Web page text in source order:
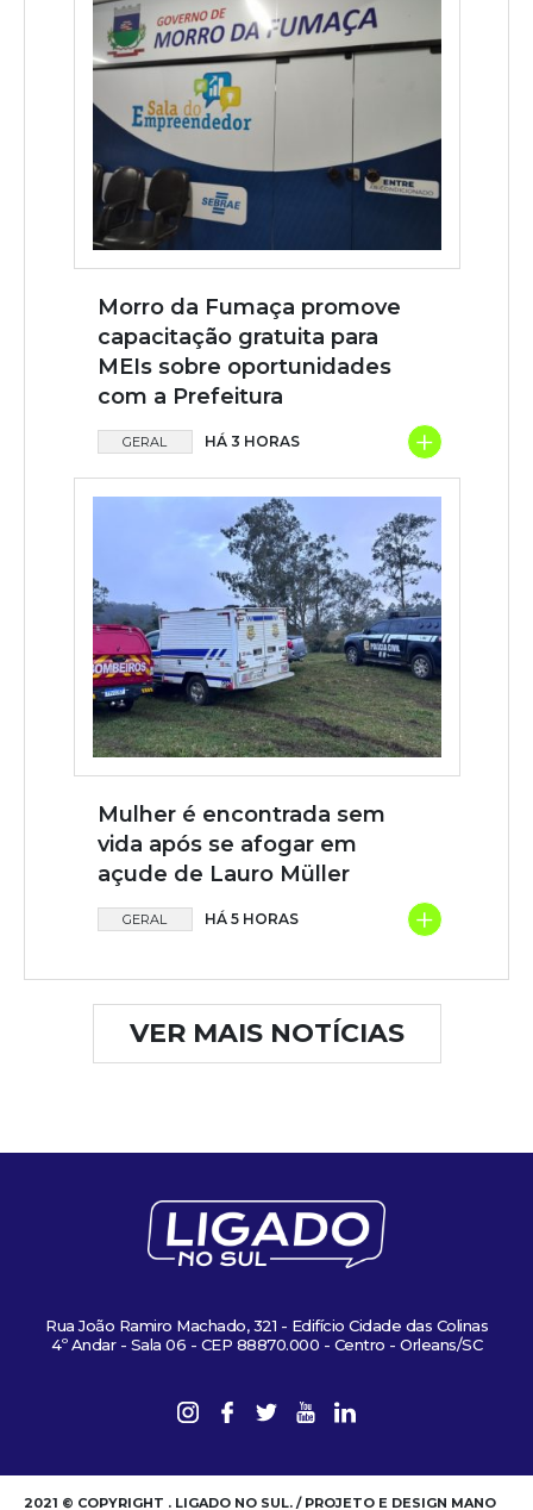
Morro da Fumaça promove
capacitação gratuita para
MEIs sobre oportunidades
com a Prefeitura
GERAL HÁ 3 HORAS +
Mulher é encontrada sem
vida após se afogar em
açude de Lauro Müller
GERAL HÁ 5 HORAS +
VER MAIS NOTÍCIAS
Rua João Ramiro Machado, 321 - Edifício Cidade das Colinas
4º Andar - Sala 06 - CEP 88870.000 - Centro - Orleans/SC
2021 © COPYRIGHT . LIGADO NO SUL. / PROJETO E DESIGN MANO